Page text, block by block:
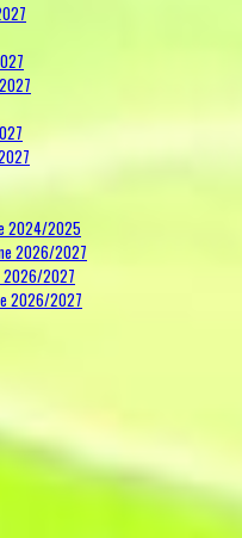
2024/2025
2026/2027
2026/2027
2026/2027